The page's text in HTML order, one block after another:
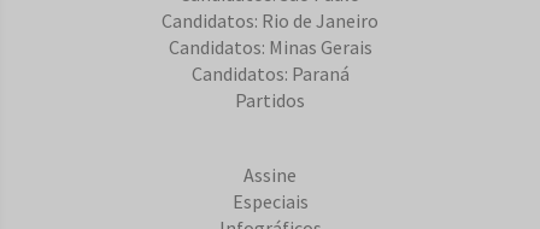
Candidatos: Rio de Janeiro
Candidatos: Minas Gerais
Candidatos: Paraná
Partidos
Assine
Especiais